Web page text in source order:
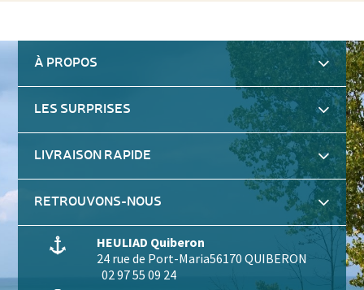
À PROPOS
LES SURPRISES
LIVRAISON RAPIDE
RETROUVONS-NOUS
HEULIAD Quiberon
24 rue de Port-Maria56170 QUIBERON
02 97 55 09 24